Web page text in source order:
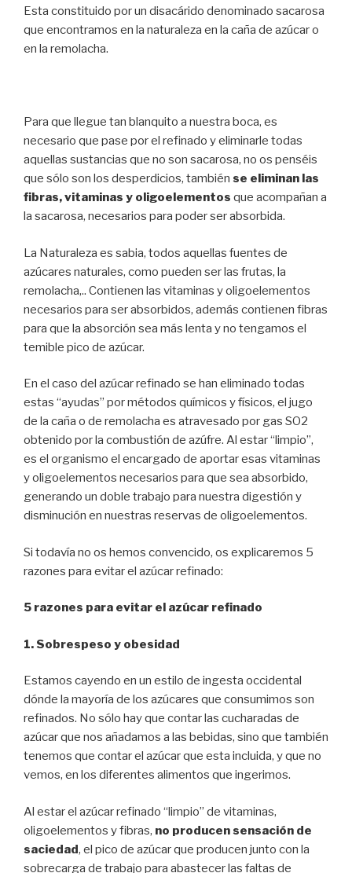
Esta constituido por un disacárido denominado sacarosa
que encontramos en la naturaleza en la caña de azúcar o
en la remolacha.
Para que llegue tan blanquito a nuestra boca, es
necesario que pase por el refinado y eliminarle todas
aquellas sustancias que no son sacarosa, no os penséis
que sólo son los desperdicios, también se eliminan las
fibras, vitaminas y oligoelementos que acompañan a
la sacarosa, necesarios para poder ser absorbida.
La Naturaleza es sabia, todos aquellas fuentes de
azúcares naturales, como pueden ser las frutas, la
remolacha,.. Contienen las vitaminas y oligoelementos
necesarios para ser absorbidos, además contienen fibras
para que la absorción sea más lenta y no tengamos el
temible pico de azúcar.
En el caso del azúcar refinado se han eliminado todas
estas “ayudas” por métodos químicos y físicos, el jugo
de la caña o de remolacha es atravesado por gas SO2
obtenido por la combustión de azúfre. Al estar “limpio”,
es el organismo el encargado de aportar esas vitaminas
y oligoelementos necesarios para que sea absorbido,
generando un doble trabajo para nuestra digestión y
disminución en nuestras reservas de oligoelementos.
Si todavía no os hemos convencido, os explicaremos 5
razones para evitar el azúcar refinado:
5 razones para evitar el azúcar refinado
1. Sobrespeso y obesidad
Estamos cayendo en un estilo de ingesta occidental
dónde la mayoría de los azúcares que consumimos son
refinados. No sólo hay que contar las cucharadas de
azúcar que nos añadamos a las bebidas, sino que también
tenemos que contar el azúcar que esta incluida, y que no
vemos, en los diferentes alimentos que ingerimos.
Al estar el azúcar refinado “limpio” de vitaminas,
oligoelementos y fibras, no producen sensación de
saciedad, el pico de azúcar que producen junto con la
sobrecarga de trabajo para abastecer las faltas de